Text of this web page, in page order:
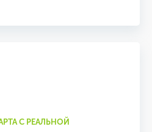
С РЕАЛЬНОЙ